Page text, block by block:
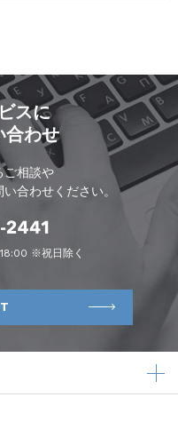
スに
合わせ
ご相談や
合わせください。
※祝日除く